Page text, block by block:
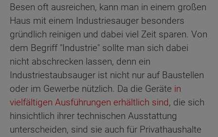
Besen oft ausreichen, kann man in einem großen
Haus mit einem Industriesauger besonders
gründlich reinigen und dabei viel Zeit sparen. Von
dem Begriff "Industrie" sollte man sich dabei
nicht abschrecken lassen, denn ein
Industriestaubsauger ist nicht nur auf Baustellen
oder im Gewerbe nützlich. Da die Geräte in
vielfältigen Ausführungen erhältlich sind, die sich
hinsichtlich ihrer technischen Ausstattung
unterscheiden, sind sie auch für Privathaushalte